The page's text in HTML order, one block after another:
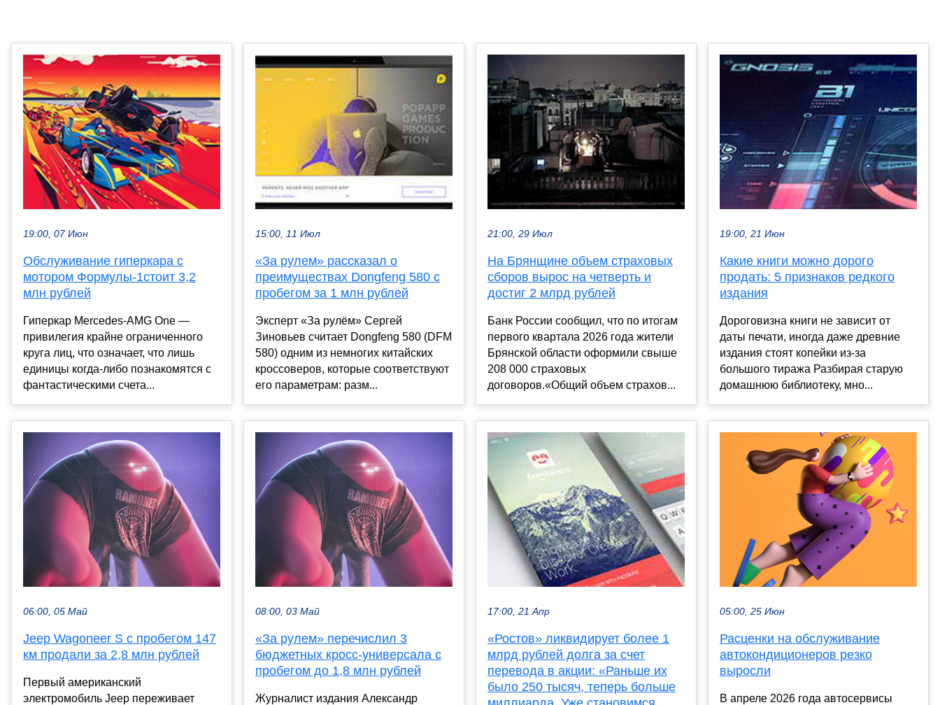
19:00, 07 Июн
Обслуживание гиперкара с
мотором Формулы-1стоит 3,2
млн рублей
Гиперкар Mercedes-AMG One —
привилегия крайне ограниченного
круга лиц, что означает, что лишь
единицы когда-либо познакомятся с
фантастическими счета...
06:00, 05 Май
Jeep Wagoneer S с пробегом 147
км продали за 2,8 млн рублей
Первый американский
электромобиль Jeep переживает
15:00, 11 Июл
«За рулем» рассказал о
преимуществах Dongfeng 580 с
пробегом за 1 млн рублей
Эксперт «За рулём» Сергей
Зиновьев считает Dongfeng 580 (DFM
580) одним из немногих китайских
кроссоверов, которые соответствуют
его параметрам: разм...
08:00, 03 Май
«За рулем» перечислил 3
бюджетных кросс-универсала с
пробегом до 1,8 млн рублей
Журналист издания Александр
21:00, 29 Июл
На Брянщине объем страховых
сборов вырос на четверть и
достиг 2 млрд рублей
Банк России сообщил, что по итогам
первого квартала 2026 года жители
Брянской области оформили свыше
208 000 страховых
договоров.«Общий объем страхов...
17:00, 21 Апр
«Ростов» ликвидирует более 1
млрд рублей долга за счет
перевода в акции: «Раньше их
было 250 тысяч, теперь больше
19:00, 21 Июн
Какие книги можно дорого
продать: 5 признаков редкого
издания
Дороговизна книги не зависит от
даты печати, иногда даже древние
издания стоят копейки из-за
большого тиража Разбирая старую
домашнюю библиотеку, мно...
05:00, 25 Июн
Расценки на обслуживание
автокондиционеров резко
выросли
В апреле 2026 года автосервисы